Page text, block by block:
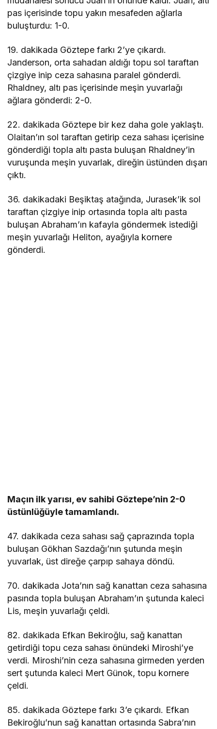
pas içerisinde topu yakın mesafeden ağlarla
buluşturdu: 1-0.
19. dakikada Göztepe farkı 2’ye çıkardı.
Janderson, orta sahadan aldığı topu sol taraftan
çizgiye inip ceza sahasına paralel gönderdi.
Rhaldney, altı pas içerisinde meşin yuvarlağı
ağlara gönderdi: 2-0.
22. dakikada Göztepe bir kez daha gole yaklaştı.
Olaitan’ın sol taraftan getirip ceza sahası içerisine
gönderdiği topla altı pasta buluşan Rhaldney’in
vuruşunda meşin yuvarlak, direğin üstünden dışarı
çıktı.
36. dakikadaki Beşiktaş atağında, Jurasek’ik sol
taraftan çizgiye inip ortasında topla altı pasta
buluşan Abraham’ın kafayla göndermek istediği
meşin yuvarlağı Heliton, ayağıyla kornere
gönderdi.
Maçın ilk yarısı, ev sahibi Göztepe’nin 2-0
üstünlüğüyle tamamlandı.
47. dakikada ceza sahası sağ çaprazında topla
buluşan Gökhan Sazdağı’nın şutunda meşin
yuvarlak, üst direğe çarpıp sahaya döndü.
70. dakikada Jota’nın sağ kanattan ceza sahasına
pasında topla buluşan Abraham’ın şutunda kaleci
Lis, meşin yuvarlağı çeldi.
82. dakikada Efkan Bekiroğlu, sağ kanattan
getirdiği topu ceza sahası önündeki Miroshi’ye
verdi. Miroshi’nin ceza sahasına girmeden yerden
sert şutunda kaleci Mert Günok, topu kornere
çeldi.
85. dakikada Göztepe farkı 3’e çıkardı. Efkan
Bekiroğlu’nun sağ kanattan ortasında Sabra’nın